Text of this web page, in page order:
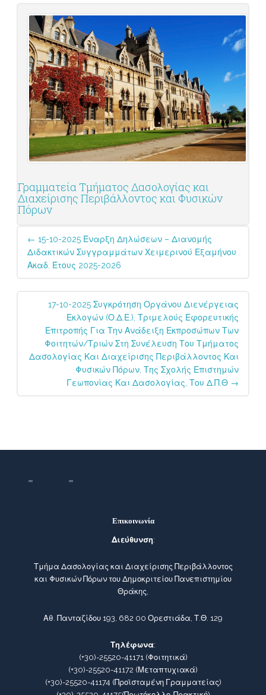
Γραμματεία Τμήματος Δασολογίας και
Διαχείρισης Περιβάλλοντος και Φυσικών
Πόρων
Post
navigation
← 15-10-2025 Έναρξη Δηλώσεων – Διανομής
Διδακτικών Συγγραμμάτων Χειμερινού Εξαμήνου
Ακαδ. Έτους 2025-2026
17-10-2025 Συγκρότηση Οργάνου Διενέργειας
Εκλογών (Ο.Δ.Ε.), Τριμελούς Εφορευτικής
Επιτροπής Για Την Ανάδειξη Εκπροσώπων Των
Φοιτητών/τριών Στη Συνέλευση Του Τμήματος
Δασολογίας Και Διαχείρισης Περιβάλλοντος Και
Φυσικών Πόρων, Της Σχολής Επιστημών
Γεωπονίας Και Δασολογίας, Του Δ.Π.Θ →
Επικοινωνία
Διεύθυνση:
Τμήμα Δασολογίας και Διαχείρισης Περιβάλλοντος
και Φυσικών Πόρων του Δημοκριτείου Πανεπιστημίου
Θράκης,
Αθ. Πανταζίδου 193, 682 00 Ορεστιάδα, Τ.Θ. 129
Τηλέφωνα:
(+30)-25520-41171(Φοιτητικά)
(+30)-25520-41172 (Μεταπτυχιακά)
(+30)-25520-41174 (Προϊσταμένη Γραμματείας)